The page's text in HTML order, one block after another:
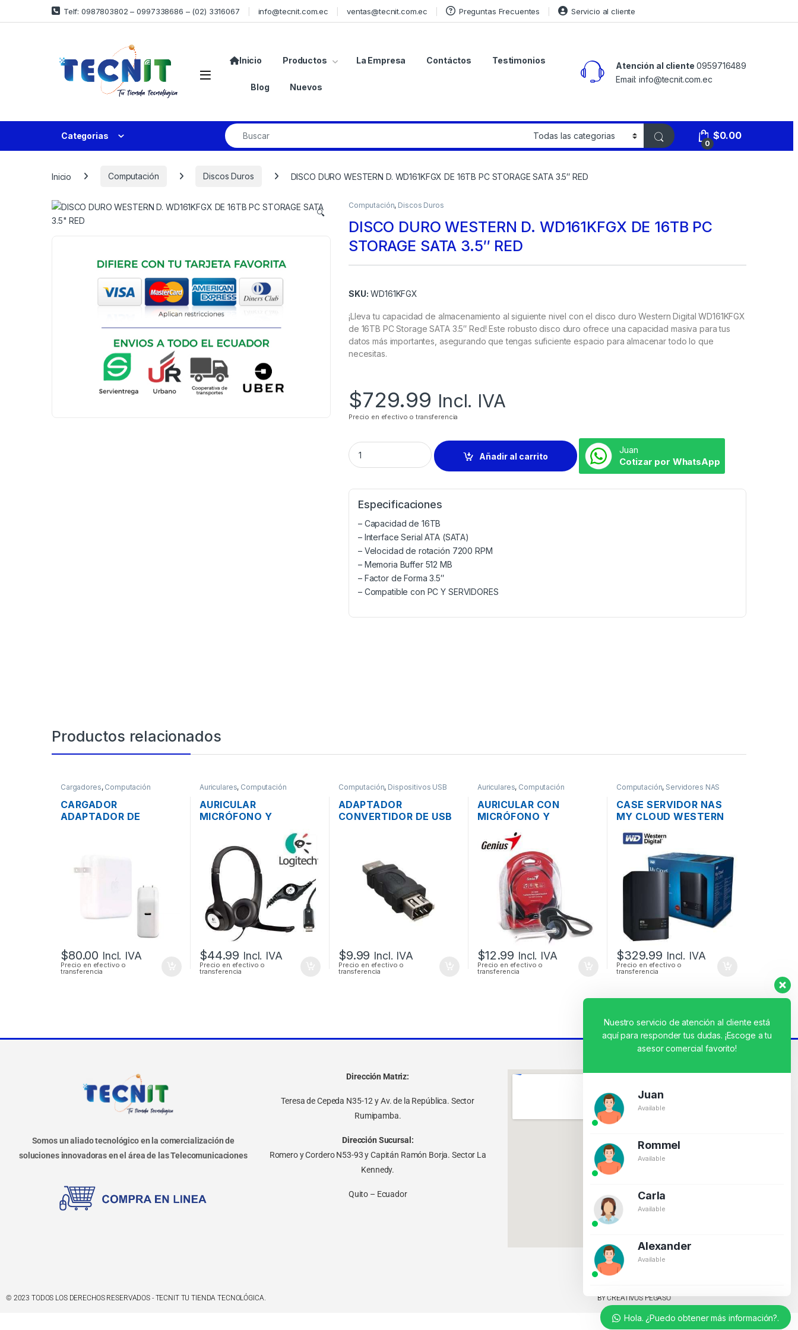
Telf: 0987803802 – 0997338686 – (02) 3316067 info@tecnit.com.ec ventas@tecnit.com.ec Preguntas Frecuentes Servicio al cliente
Inicio Productos La Empresa Contáctos Testimonios
Blog Nuevos
Atención al cliente 0959716489
Email: info@tecnit.com.ec
Categorias
0
$0.00
Inicio Computación Discos Duros DISCO DURO WESTERN D. WD161KFGX DE 16TB PC STORAGE SATA 3.5″ RED
🔍
Computación, Discos Duros
DISCO DURO WESTERN D. WD161KFGX DE 16TB PC
STORAGE SATA 3.5″ RED
SKU: WD161KFGX
¡Lleva tu capacidad de almacenamiento al siguiente nivel con el disco duro Western Digital WD161KFGX
de 16TB PC Storage SATA 3.5″ Red! Este robusto disco duro ofrece una capacidad masiva para tus
datos más importantes, asegurando que tengas suficiente espacio para almacenar todo lo que
necesitas.
$729.99 Incl. IVA
Precio en efectivo o transferencia
Añadir al carrito
Juan
Cotizar por WhatsApp
Especificaciones
– Capacidad de 16TB
– Interface Serial ATA (SATA)
– Velocidad de rotación 7200 RPM
– Memoria Buffer 512 MB
– Factor de Forma 3.5″
– Compatible con PC Y SERVIDORES
Productos relacionados
Cargadores, Computación
CARGADOR
ADAPTADOR DE
ORIGINAL
$80.00 Incl. IVA
Precio en efectivo o
transferencia
Auriculares, Computación
AURICULAR
MICRÓFONO Y
LOGITECH H390 USB
$44.99 Incl. IVA
Precio en efectivo o
transferencia
Computación, Dispositivos USB
ADAPTADOR
CONVERTIDOR DE USB
$9.99 Incl. IVA
Precio en efectivo o
transferencia
Auriculares, Computación
AURICULAR CON
MICRÓFONO Y
GENIUS HS-300N PLUG
3.5MM PLEGABLE
$12.99 Incl. IVA
Precio en efectivo o
transferencia
Computación, Servidores NAS
CASE SERVIDOR NAS
MY CLOUD WESTERN
CON USB 3.0 Y PUERTO
DE RED GIGABIT
$329.99 Incl. IVA
Precio en efectivo o
transferencia
Somos un aliado tecnológico en la comercialización de
soluciones innovadoras en el área de las Telecomunicaciones
Dirección Matriz:
Teresa de Cepeda N35-12 y Av. de la República. Sector
Rumipamba.
Dirección Sucursal:
Romero y Cordero N53-93 y Capitán Ramón Borja. Sector La
Kennedy.
Quito – Ecuador
© 2023 TODOS LOS DERECHOS RESERVADOS - TECNIT TU TIENDA TECNOLÓGICA. BY CREATIVOS PEGASO
Nuestro servicio de atención al cliente está
aquí para responder tus dudas. ¡Escoge a tu
asesor comercial favorito!
Juan
Available
Rommel
Available
Carla
Available
Alexander
Available
Hola. ¿Puedo obtener más información?.